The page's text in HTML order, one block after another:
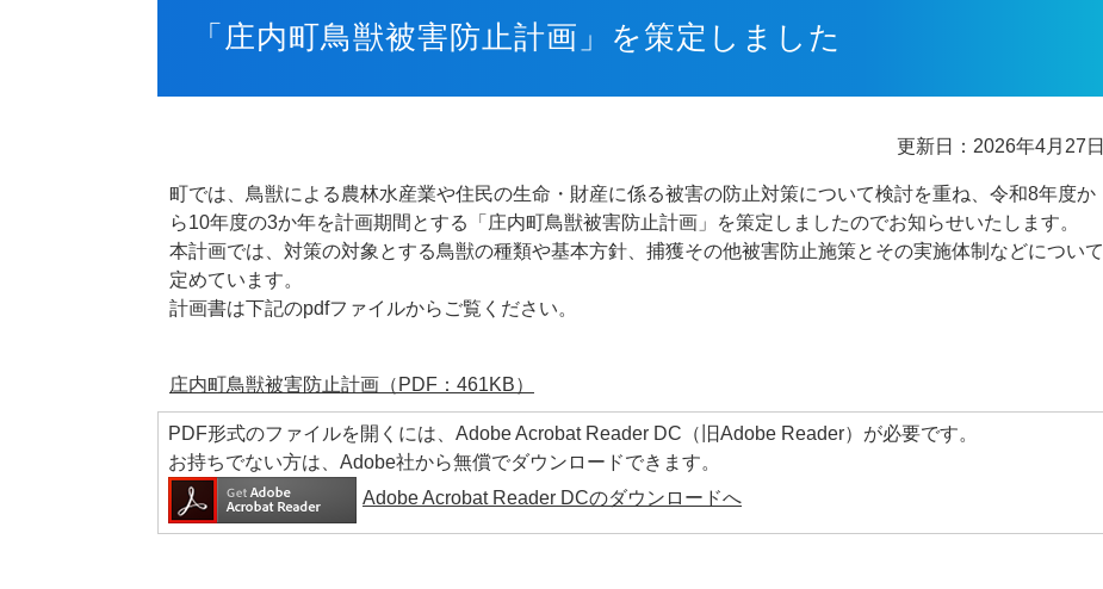
「庄内町鳥獣被害防止計画」を策定しました
更新日：2026年4月27日
町では、鳥獣による農林水産業や住民の生命・財産に係る被害の防止対策について検討を重ね、令和8年度か
ら10年度の3か年を計画期間とする「庄内町鳥獣被害防止計画」を策定しましたのでお知らせいたします。
本計画では、対策の対象とする鳥獣の種類や基本方針、捕獲その他被害防止施策とその実施体制などについて
定めています。
計画書は下記のpdfファイルからご覧ください。
庄内町鳥獣被害防止計画（PDF：461KB）
PDF形式のファイルを開くには、Adobe Acrobat Reader DC（旧Adobe Reader）が必要です。
お持ちでない方は、Adobe社から無償でダウンロードできます。
Adobe Acrobat Reader DCのダウンロードへ